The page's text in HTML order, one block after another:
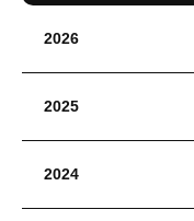
2026
2025
2024